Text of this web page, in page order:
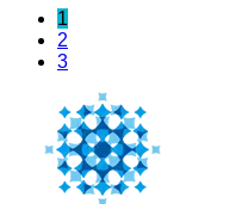
1
2
3